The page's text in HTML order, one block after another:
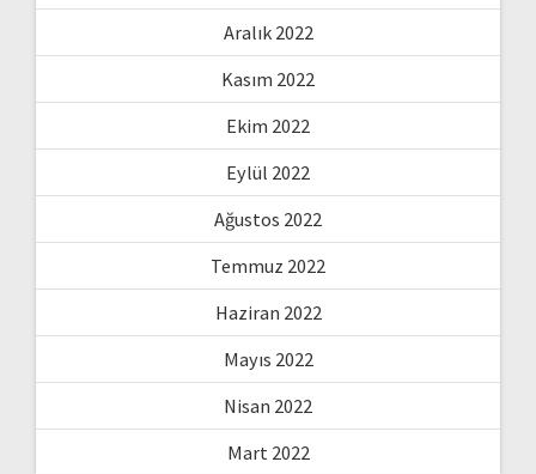
Aralık 2022
Kasım 2022
Ekim 2022
Eylül 2022
Ağustos 2022
Temmuz 2022
Haziran 2022
Mayıs 2022
Nisan 2022
Mart 2022